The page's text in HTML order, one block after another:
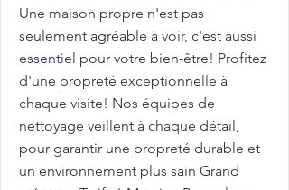
Une maison propre n'est pas
seulement agréable à voir, c'est aussi
essentiel pour votre bien-être! Profitez
d'une propreté exceptionnelle à
chaque visite! Nos équipes de
nettoyage veillent à chaque détail,
pour garantir une propreté durable et
un environnement plus sain Grand